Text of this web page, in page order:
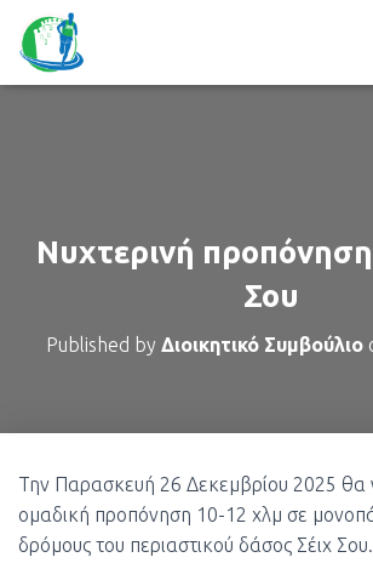
Νυχτερινή
Σου
Published by Διοικητικό Συμβούλιο
Την Παρασκευή 26 Δεκεμβρίου 2025 θα
ομαδική προπόνηση 10-12 χλμ σε
δρόμους του περιαστικού δάσος Σέιχ Σου.